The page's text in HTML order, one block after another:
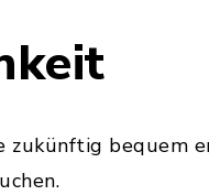
zukünftig bequem